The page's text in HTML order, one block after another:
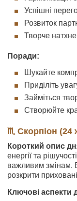
Успішні
Розвиток
Творче
Поради:
Шукайте
Приділіть
Займіться
Створюйте
♏ Скорпіон
Короткий опис
енергії та
важливим змінам.
розкрити
Ключові аспекти